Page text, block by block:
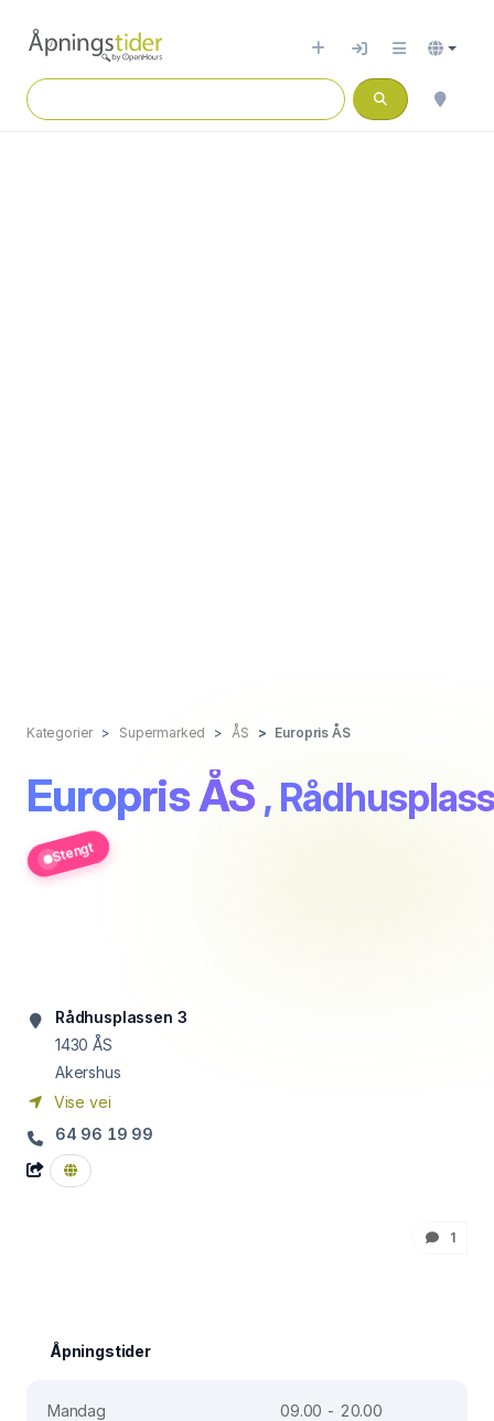
Kategorier Supermarked ÅS Europris ÅS
Europris ÅS ,
Stengt
Rådhusplassen 3
1430 ÅS
Akershus
Vise vei
64 96 19 99
1
Åpningstider
Mandag
09.00 - 20.00